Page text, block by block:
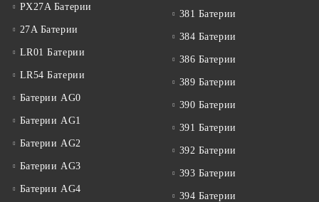
PX27A Батерии
27A Батерии
LR01 Батерии
LR54 Батерии
Батерии AG0
Батерии AG1
Батерии AG2
Батерии AG3
Батерии AG4
381 Батерии
384 Батерии
386 Батерии
389 Батерии
390 Батерии
391 Батерии
392 Батерии
393 Батерии
394 Батерии